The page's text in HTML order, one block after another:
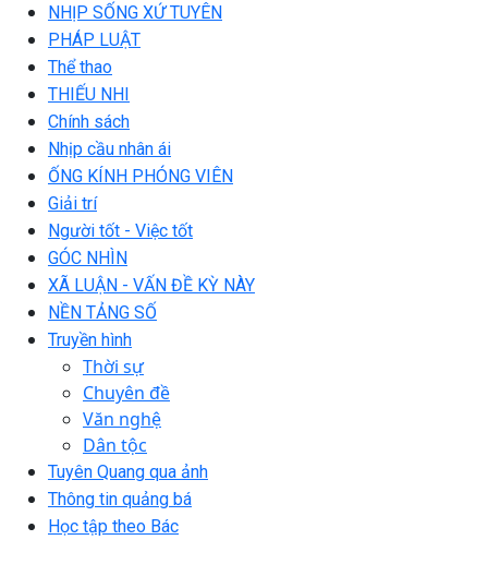
NHỊP SỐNG XỨ TUYÊN
PHÁP LUẬT
Thể thao
THIẾU NHI
Chính sách
Nhịp cầu nhân ái
ỐNG KÍNH PHÓNG VIÊN
Giải trí
Người tốt - Việc tốt
GÓC NHÌN
XÃ LUẬN - VẤN ĐỀ KỲ NÀY
NỀN TẢNG SỐ
Truyền hình
Thời sự
Chuyên đề
Văn nghệ
Dân tộc
Tuyên Quang qua ảnh
Thông tin quảng bá
Học tập theo Bác